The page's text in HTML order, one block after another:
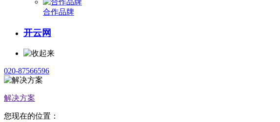
合作品牌
开云网
020-87566596
解决方案
您现在的位置：